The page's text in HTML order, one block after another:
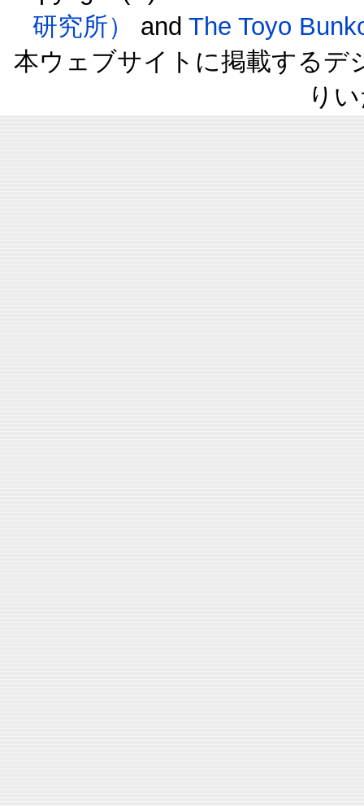
研究所）
and The Toyo
本ウェブサイトに掲載するデ
り